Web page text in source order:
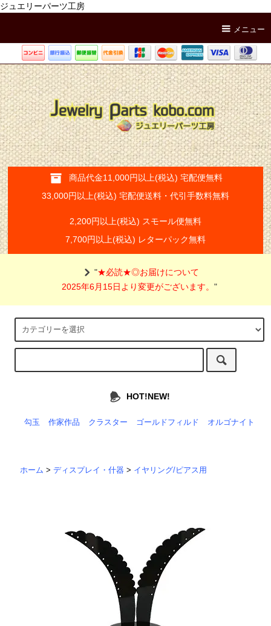
ジュエリーパーツ工房
メニュー
商品代金11,000円以上(税込) 宅配便無料
33,000円以上(税込) 宅配便送料・代引手数料無料
2,200円以上(税込) スモール便無料
7,700円以上(税込) レターパック無料
"★必読★◎お届けについて
2025年6月15日より変更がございます。"
HOT!NEW!
勾玉 作家作品 クラスター ゴールドフィルド オルゴナイト
ホーム >ディスプレイ・什器 > イヤリング/ピアス用